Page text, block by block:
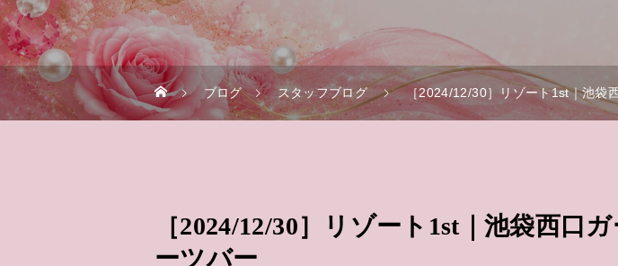
ブログ スタッフブログ ［2024/12/30］リゾート1st｜池袋
［2024/12/30］リゾート1st｜池袋西口
ーツバー